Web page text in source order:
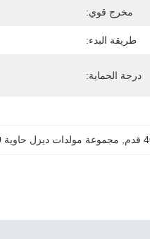
مخرج قوي:
طريقة البدء:
درجة الحماية:
مجموعة مولدات ديزل حاوية 20 قدم